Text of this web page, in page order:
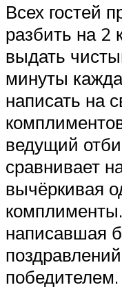
Всех гостей
разбить на 2
выдать
минуты
написать на
ведущий
сравнивает
вычёркивая
написавшая
победителем.